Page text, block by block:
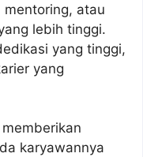
mentoring, atau
lebih tinggi.
yang tinggi,
yang
karyawannya